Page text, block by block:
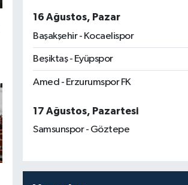
16 Ağustos, Pazar
Başakşehir - Kocaelispor
Beşiktaş - Eyüpspor
Amed - Erzurumspor FK
17 Ağustos, Pazartesi
Samsunspor - Göztepe